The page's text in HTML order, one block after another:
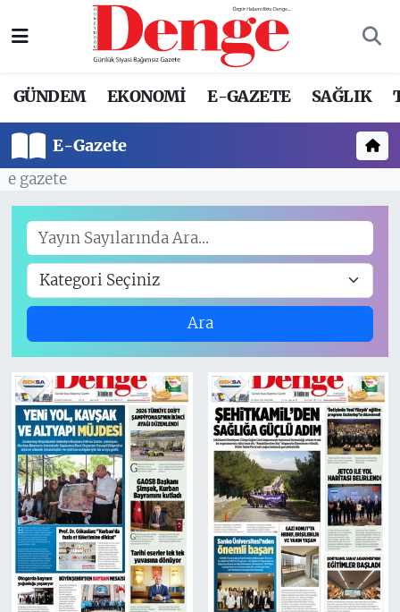
GÜNDEM EKONOMİ E-GAZETE SAĞLIK
E-Gazete
e gazete
Ara
Nöbetçi Eczaneler
Süper Lig Puan Durumu ve Fikstür
Tüm Manşetler
Son Dakika Haberleri
Haber Arşivi